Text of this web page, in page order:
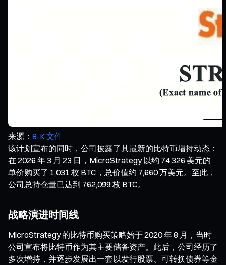
来源： 8-K 文件
该计划宣布的同时，公司披露了其最新的比特币增持动态：
在 2026 年 3 月 23 日，MicroStrategy 以约 74,326 美元的
单价购买了 1,031 枚 BTC，总价值约 7,660 万美元。至此，
公司总持仓量已达到 762,099 枚 BTC。
战略演进时间线
MicroStrategy 的比特币购买策略始于 2020 年 8 月，当时
公司宣布将比特币作为其主要储备资产。此后，公司经历了
多次增持，并逐步发展出一套以发行股票、可转换债券等金